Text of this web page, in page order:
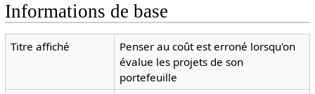
Informations de base
Titre affiché
Penser au coût est erroné lorsqu'on
évalue les projets de son
portefeuille